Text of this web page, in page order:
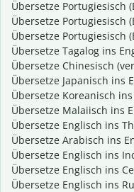
Übersetze Portugiesisch
Übersetze Portugiesisch
Übersetze Portugiesisch
Übersetze Tagalog ins
Übersetze Chinesisch
Übersetze Japanisch ins
Übersetze Koreanisch
Übersetze Malaiisch ins
Übersetze Englisch ins
Übersetze Arabisch ins
Übersetze Englisch ins
Übersetze Englisch ins
Übersetze Englisch ins